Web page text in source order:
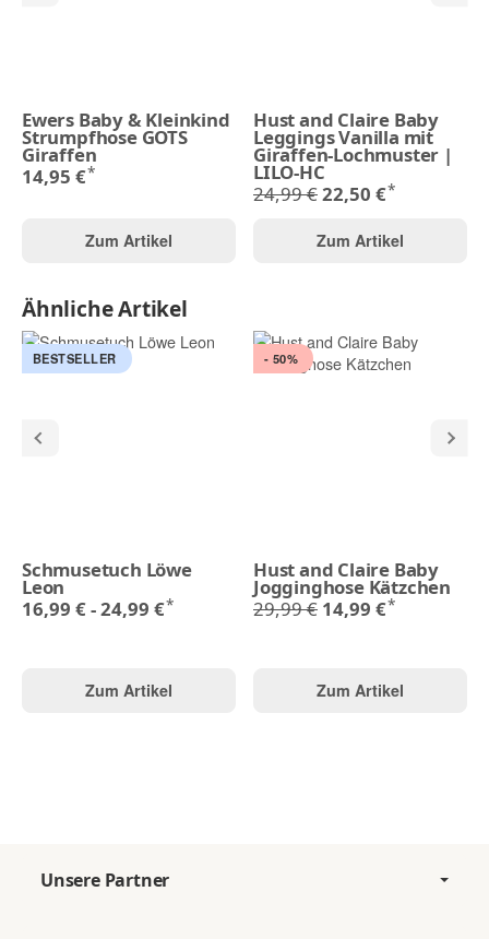
Ewers Baby & Kleinkind
Strumpfhose GOTS
Giraffen
14,95 €*
Zum Artikel
Hust and Claire Baby
Leggings Vanilla mit
Giraffen-Lochmuster |
LILO-HC
24,99 €22,50 €*
Zum Artikel
Ähnliche Artikel
BESTSELLER
Schmusetuch Löwe
Leon
16,99 € -24,99 €*
Zum Artikel
- 50%
Hust and Claire Baby
Jogginghose Kätzchen
29,99 € 14,99 €*
Zum Artikel
Unsere Partner